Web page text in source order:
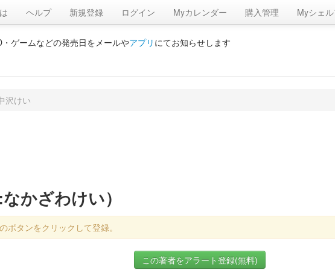
ヘルプ 新規登録 ログイン Myカレンダー 購入管理 Myシェル
ゲームなどの発売日をメールやアプリ にてお知らせします
沢けい
なかざわけい）
ボタンをクリックして登録。
この著者をアラート登録(無料)